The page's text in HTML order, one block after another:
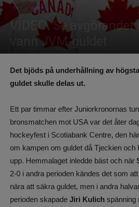
JVM Video
VIDEO: Se avgörandet
vann JVM-guldet
Det bjöds på underhållning av
guldet skulle delas ut.
Ett par timmar efter Juniorkronornas
bronsmatchen mot USA var det åter
hockeyfest i Scotiabank Centre, den
om kampen om guldet då Tjeckien och
upp. Hemmalaget inledde bäst och när
2-0 i andra perioden kändes det som
nära att säkra guldet, men i andra
perioden skapade Jiri Kulich spänning